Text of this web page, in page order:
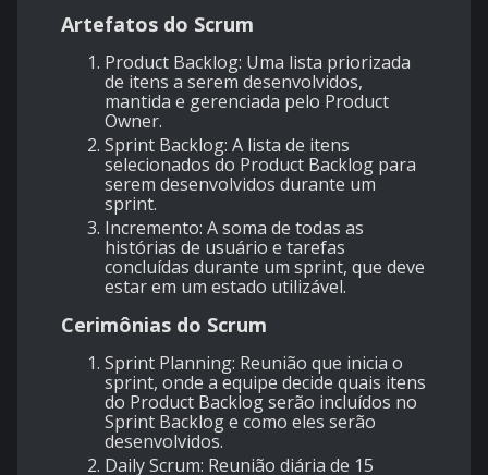
Artefatos do Scrum
Product Backlog: Uma lista priorizada
de itens a serem desenvolvidos,
mantida e gerenciada pelo Product
Owner.
Sprint Backlog: A lista de itens
selecionados do Product Backlog para
serem desenvolvidos durante um
sprint.
Incremento: A soma de todas as
histórias de usuário e tarefas
concluídas durante um sprint, que deve
estar em um estado utilizável.
Cerimônias do Scrum
Sprint Planning: Reunião que inicia o
sprint, onde a equipe decide quais itens
do Product Backlog serão incluídos no
Sprint Backlog e como eles serão
desenvolvidos.
Daily Scrum: Reunião diária de 15